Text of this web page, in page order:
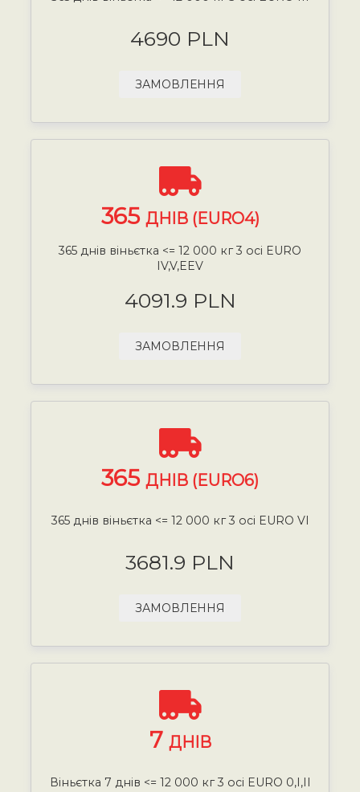
4690 PLN
ЗАМОВЛЕННЯ
365 ДНІВ (EURO4)
365 днів віньєтка <= 12 000 кг 3 осі EURO
IV,V,EEV
4091.9 PLN
ЗАМОВЛЕННЯ
365 ДНІВ (EURO6)
365 днів віньєтка <= 12 000 кг 3 осі EURO VI
3681.9 PLN
ЗАМОВЛЕННЯ
7 ДНІВ
Віньєтка 7 днів <= 12 000 кг 3 осі EURO 0,I,II